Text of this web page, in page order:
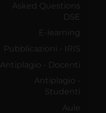
Asked Questions
DSE
E-learning
Pubblicazioni - IRIS
Antiplagio - Docenti
Antiplagio -
Studenti
Aule